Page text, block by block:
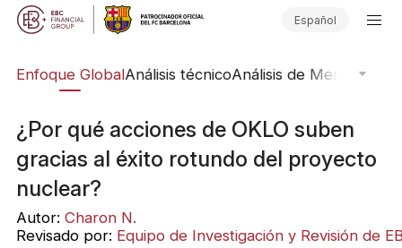
Español
Enfoque GlobalAnálisis técnicoAnálisis de Mercado
¿Por qué acciones de OKLO suben
gracias al éxito rotundo del proyecto
nuclear?
Autor: Charon N.
Revisado por: Equipo de Investigación y Revisión de